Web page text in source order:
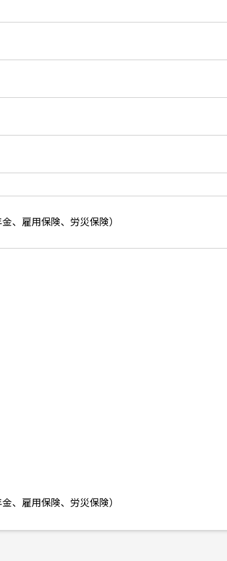
、雇用保険、労災保険）
、雇用保険、労災保険）